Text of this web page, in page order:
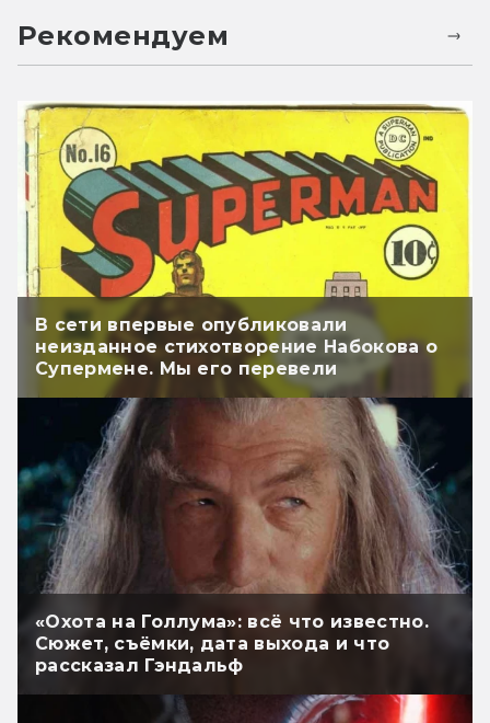
Рекомендуем
В сети впервые опубликовали
неизданное стихотворение Набокова о
Супермене. Мы его перевели
«Охота на Голлума»: всё что известно.
Сюжет, съёмки, дата выхода и что
рассказал Гэндальф